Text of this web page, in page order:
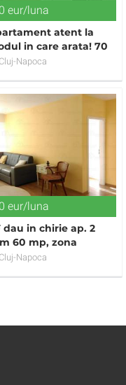
eur/luna
atent la
in care arata! 70
prima inchiriere!
Cluj-Napoca
eur/luna
dau in chirie ap. 2
60 mp, zona
in Cluj,
Cluj-Napoca